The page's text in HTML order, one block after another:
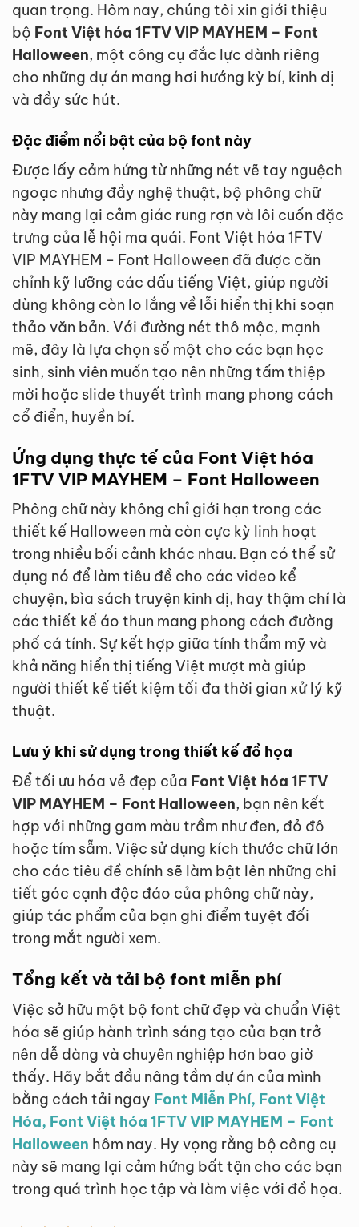
quan trọng. Hôm nay, chúng tôi xin giới thiệu
bộ Font Việt hóa 1FTV VIP MAYHEM – Font
Halloween, một công cụ đắc lực dành riêng
cho những dự án mang hơi hướng kỳ bí, kinh dị
và đầy sức hút.
Đặc điểm nổi bật của bộ font này
Được lấy cảm hứng từ những nét vẽ tay nguệch
ngoạc nhưng đầy nghệ thuật, bộ phông chữ
này mang lại cảm giác rung rợn và lôi cuốn đặc
trưng của lễ hội ma quái. Font Việt hóa 1FTV
VIP MAYHEM – Font Halloween đã được căn
chỉnh kỹ lưỡng các dấu tiếng Việt, giúp người
dùng không còn lo lắng về lỗi hiển thị khi soạn
thảo văn bản. Với đường nét thô mộc, mạnh
mẽ, đây là lựa chọn số một cho các bạn học
sinh, sinh viên muốn tạo nên những tấm thiệp
mời hoặc slide thuyết trình mang phong cách
cổ điển, huyền bí.
Ứng dụng thực tế của Font Việt hóa
1FTV VIP MAYHEM – Font Halloween
Phông chữ này không chỉ giới hạn trong các
thiết kế Halloween mà còn cực kỳ linh hoạt
trong nhiều bối cảnh khác nhau. Bạn có thể sử
dụng nó để làm tiêu đề cho các video kể
chuyện, bìa sách truyện kinh dị, hay thậm chí là
các thiết kế áo thun mang phong cách đường
phố cá tính. Sự kết hợp giữa tính thẩm mỹ và
khả năng hiển thị tiếng Việt mượt mà giúp
người thiết kế tiết kiệm tối đa thời gian xử lý kỹ
thuật.
Lưu ý khi sử dụng trong thiết kế đồ họa
Để tối ưu hóa vẻ đẹp của Font Việt hóa 1FTV
VIP MAYHEM – Font Halloween, bạn nên kết
hợp với những gam màu trầm như đen, đỏ đô
hoặc tím sẫm. Việc sử dụng kích thước chữ lớn
cho các tiêu đề chính sẽ làm bật lên những chi
tiết góc cạnh độc đáo của phông chữ này,
giúp tác phẩm của bạn ghi điểm tuyệt đối
trong mắt người xem.
Tổng kết và tải bộ font miễn phí
Việc sở hữu một bộ font chữ đẹp và chuẩn Việt
hóa sẽ giúp hành trình sáng tạo của bạn trở
nên dễ dàng và chuyên nghiệp hơn bao giờ
thấy. Hãy bắt đầu nâng tầm dự án của mình
bằng cách tải ngay Font Miễn Phí, Font Việt
Hóa, Font Việt hóa 1FTV VIP MAYHEM – Font
Halloween hôm nay. Hy vọng rằng bộ công cụ
này sẽ mang lại cảm hứng bất tận cho các bạn
trong quá trình học tập và làm việc với đồ họa.